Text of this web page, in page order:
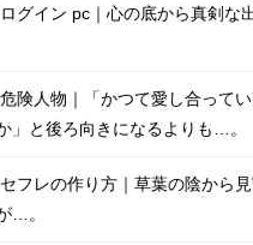
グイン pc｜心の底から真剣な
険人物｜「かつて愛し合って
」と後ろ向きになるよりも…。
フレの作り方｜草葉の陰から
…。